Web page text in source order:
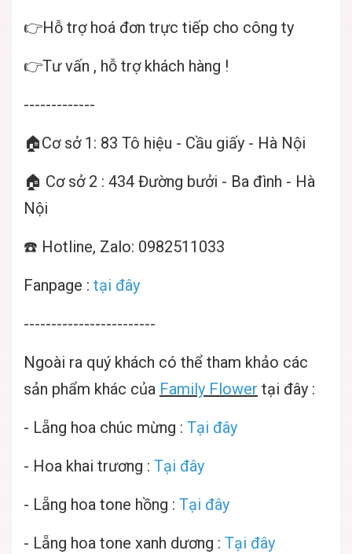
👉Hỗ trợ hoá đơn trực tiếp cho công ty
👉Tư vấn , hỗ trợ khách hàng !
-------------
🏠Cơ sở 1: 83 Tô hiệu - Cầu giấy - Hà Nội
🏠 Cơ sở 2 : 434 Đường bưởi - Ba đình - Hà
Nội
☎️ Hotline, Zalo: 0982511033
Fanpage : tại đây
------------------------
Ngoài ra quý khách có thể tham khảo các
sản phẩm khác của Family Flower tại đây :
- Lẵng hoa chúc mừng : Tại đây
- Hoa khai trương : Tại đây
- Lẵng hoa tone hồng : Tại đây
- Lẵng hoa tone xanh dương : Tại đây